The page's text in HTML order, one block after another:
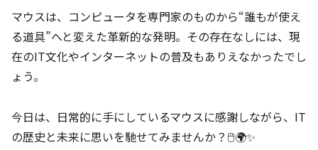
マウスは、コンピュータを専門家のものから“誰もが使え
る道具”へと変えた革新的な発明。その存在なしには、現
在のIT文化やインターネットの普及もありえなかったでし
ょう。
今日は、日常的に手にしているマウスに感謝しながら、IT
の歴史と未来に思いを馳せてみませんか？🖱️🌍✨